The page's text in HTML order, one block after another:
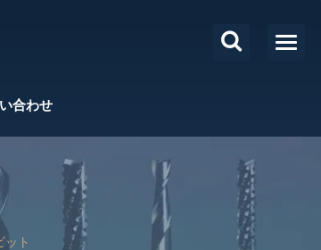
合わせ
ット